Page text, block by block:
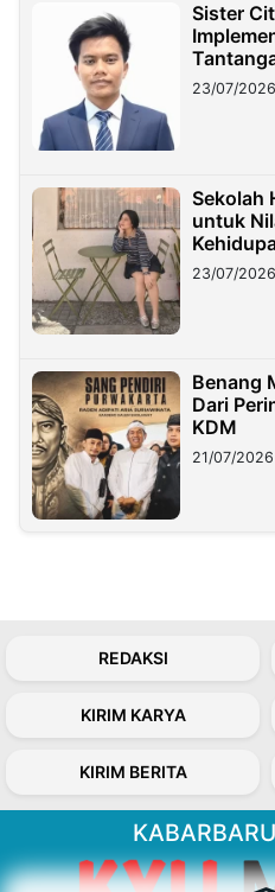
Sister
23/07/
Sekolah
untuk
23/07/
Benang
Dari
KDM
21/07/
REDAKSI
KIRIM KARYA
KIRIM BERITA